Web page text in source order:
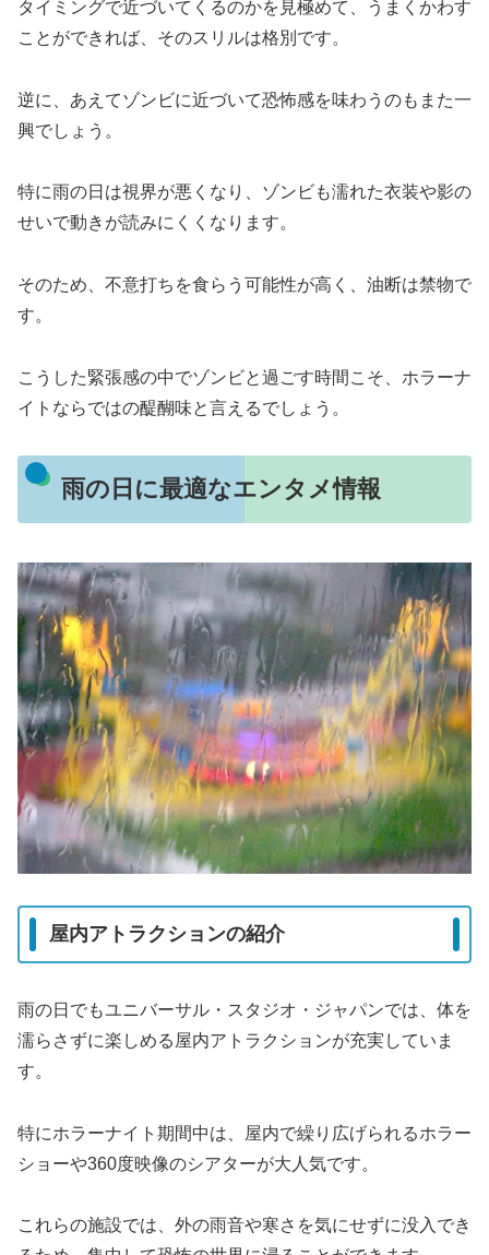
タイミングで近づいてくるのかを見極めて、うまくかわす
ことができれば、そのスリルは格別です。
逆に、あえてゾンビに近づいて恐怖感を味わうのもまた一
興でしょう。
特に雨の日は視界が悪くなり、ゾンビも濡れた衣装や影の
せいで動きが読みにくくなります。
そのため、不意打ちを食らう可能性が高く、油断は禁物で
す。
こうした緊張感の中でゾンビと過ごす時間こそ、ホラーナ
イトならではの醍醐味と言えるでしょう。
雨の日に最適なエンタメ情報
屋内アトラクションの紹介
雨の日でもユニバーサル・スタジオ・ジャパンでは、体を
濡らさずに楽しめる屋内アトラクションが充実していま
す。
特にホラーナイト期間中は、屋内で繰り広げられるホラー
ショーや360度映像のシアターが大人気です。
これらの施設では、外の雨音や寒さを気にせずに没入でき